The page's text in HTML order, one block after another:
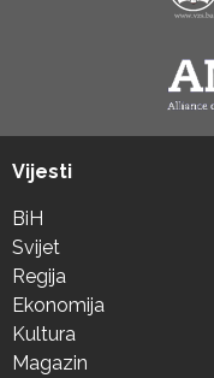
Vijesti
BiH
Svijet
Regija
Ekonomija
Kultura
Magazin